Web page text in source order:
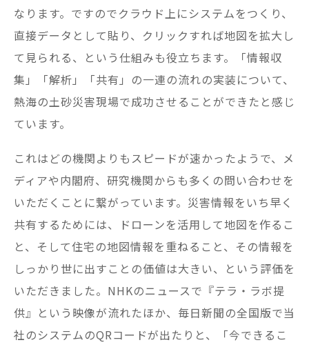
なります。ですのでクラウド上にシステムをつくり、
直接データとして貼り、クリックすれば地図を拡大し
て見られる、という仕組みも役立ちます。「情報収
集」「解析」「共有」の一連の流れの実装について、
熱海の土砂災害現場で成功させることができたと感じ
ています。
これはどの機関よりもスピードが速かったようで、メ
ディアや内閣府、研究機関からも多くの問い合わせを
いただくことに繋がっています。災害情報をいち早く
共有するためには、ドローンを活用して地図を作るこ
と、そして住宅の地図情報を重ねること、その情報を
しっかり世に出すことの価値は大きい、という評価を
いただきました。NHKのニュースで『テラ・ラボ提
供』という映像が流れたほか、毎日新聞の全国版で当
社のシステムのQRコードが出たりと、「今できるこ